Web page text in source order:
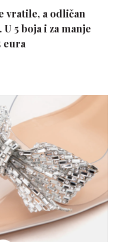
vratile, a odličan
5 boja i za manje
eura